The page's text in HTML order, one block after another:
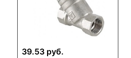
39.53 руб.